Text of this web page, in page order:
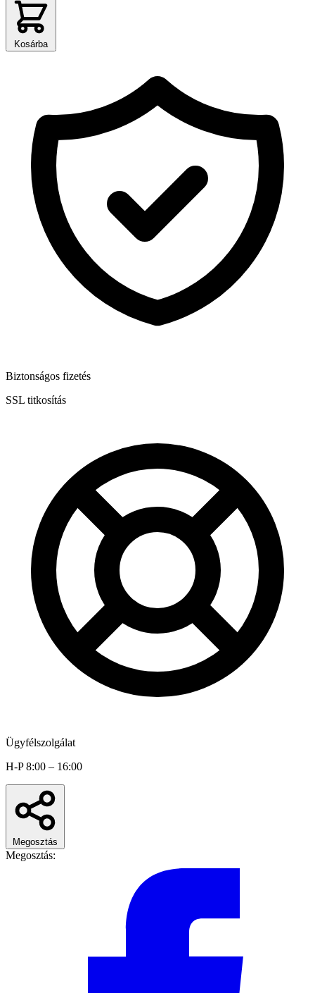
Kosárba
Biztonságos fizetés
SSL titkosítás
Ügyfélszolgálat
H-P 8:00 – 16:00
Megosztás
Megosztás: